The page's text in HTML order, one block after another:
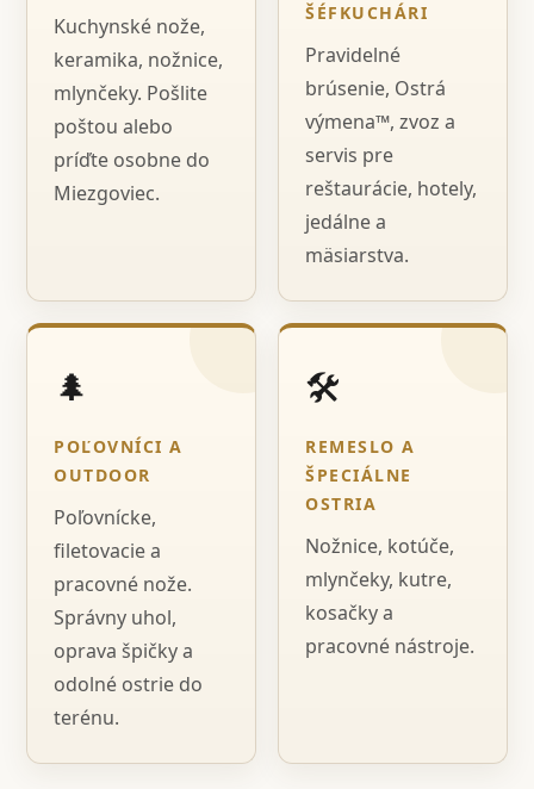
Kuchynské nože,
keramika, nožnice,
mlynčeky. Pošlite
poštou alebo
príďte osobne do
Miezgoviec.
ŠÉFKUCHÁRI
Pravidelné
brúsenie, Ostrá
výmena™, zvoz a
servis pre
reštaurácie, hotely,
jedálne a
mäsiarstva.
🌲
POĽOVNÍCI A
OUTDOOR
Poľovnícke,
filetovacie a
pracovné nože.
Správny uhol,
oprava špičky a
odolné ostrie do
terénu.
🛠️
REMESLO A
ŠPECIÁLNE
OSTRIA
Nožnice, kotúče,
mlynčeky, kutre,
kosačky a
pracovné nástroje.